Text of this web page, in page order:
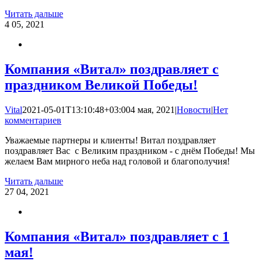
Читать дальше
4 05, 2021
Компания «Витал» поздравляет c
праздником Великой Победы!
Vital2021-05-01T13:10:48+03:004 мая, 2021 |Новости|Нет
комментариев
Уважаемые партнеры и клиенты! Витал поздравляет
поздравляет Вас с Великим праздником - с днём Победы! Мы
желаем Вам мирного неба над головой и благополучия!
Читать дальше
27 04, 2021
Компания «Витал» поздравляет с 1
мая!